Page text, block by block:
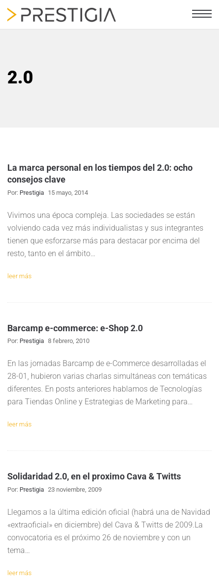
2.0
La marca personal en los tiempos del 2.0: ocho
consejos clave
Por: Prestigia 15 mayo, 2014
Vivimos una época compleja. Las sociedades se están
volviendo cada vez más individualistas y sus integrantes
tienen que esforzarse más para destacar por encima del
resto, tanto en el ámbito…
leer más
Barcamp e-commerce: e-Shop 2.0
Por: Prestigia 8 febrero, 2010
En las jornadas Barcamp de e-Commerce desarrolladas el
28-01, hubieron varias charlas simultáneas con temáticas
diferentes. En posts anteriores hablamos de Tecnologías
para Tiendas Online y Estrategias de Marketing para…
leer más
Solidaridad 2.0, en el proximo Cava & Twitts
Por: Prestigia 23 noviembre, 2009
Llegamos a la última edición oficial (habrá una de Navidad
«extraoficial» en diciembre) del Cava & Twitts de 2009.La
convocatoria es el próximo 26 de noviembre y con un
tema…
leer más